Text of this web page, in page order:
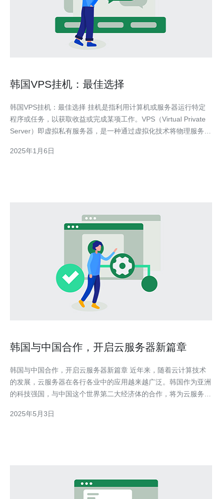
韩国VPS挂机：最佳选择
韩国VPS挂机：最佳选择 挂机是指利用计算机或服务器运行特定
程序或任务，以获取收益或完成某项工作。VPS（Virtual Private
Server）即虚拟私有服务器，是一种通过虚拟化技术将物理服务器
用VPS进行挂机操作，以实现高效的任务处理和
2025年1月6日
韩国与中国合作，开启云服务器新篇章
韩国与中国合作，开启云服务器新篇章 近年来，随着云计算技术
的发展，云服务器在各行各业中的应用越来越广泛。韩国作为亚洲
的科技强国，与中国这个世界第二大经济体的合作，将为云服务器
出快速增长的趋势。根据市场研究公司的数据显示，韩国云服务器
2025年5月3日